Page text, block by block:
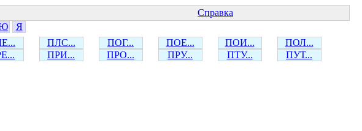
Справка
Я
ПЛС... ПОГ... ПОЕ... ПОИ...
ПОЛ...
ПРИ... ПРО... ПРУ... ПТУ... ПУТ...